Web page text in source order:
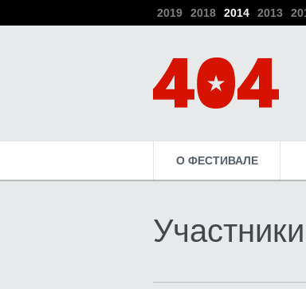
2019 2018 2014 2013
О ФЕСТИВАЛЕ